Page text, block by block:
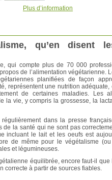
Plus d’information
qu’en disent
qui compte plus de 70 000
de l’alimentation végétarienne.
planifiées de façon
représentent une nutrition
de certaines maladies. Les
la vie, y compris la grossesse, la
dans la presse
la santé qui ne sont pas
incluant le lait et les oeufs est
de même pour le végétalisme
et légumineuses.
équilibrée, encore faut-il
correcte à partir de sources fiables.